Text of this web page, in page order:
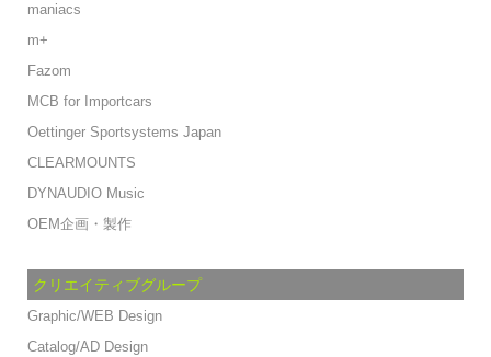
maniacs
m+
Fazom
MCB for Importcars
Oettinger Sportsystems Japan
CLEARMOUNTS
DYNAUDIO Music
OEM企画・製作
クリエイティブグループ
Graphic/WEB Design
Catalog/AD Design